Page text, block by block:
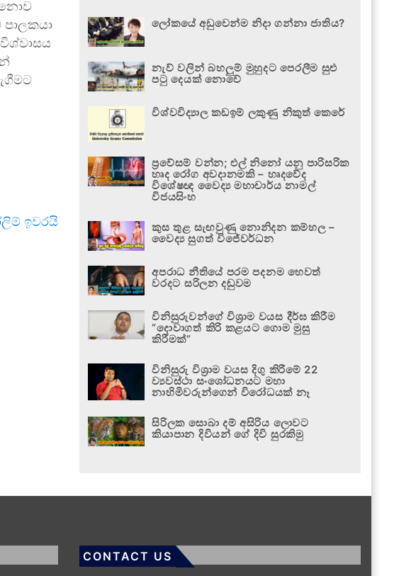
නොව
ඉවරයි
ලෝකයේ අඩුවෙන්ම නිදා ගන්නා ජාතිය?
නැව් වලින් බහලුම් මුහුදට පෙරලීම සුළු
පටු දෙයක් නොවේ
විශ්වවිද්‍යාල කඩඉම් ලකුණු නිකුත් කෙරේ
ප්‍රවේසම් වන්න; එල් නිනෝ යනු පාරිසරික
හෘද රෝග අවදානමකි – හෘදවේද
විශේෂඥ වෛද්‍ය මහාචාර්ය නාමල්
විජයසිංහ
කුස තුළ සැඟවුණු නොනිදන කම්හල –
වෛද්‍ය සුගත් විජේවර්ධන
අපරාධ නීතියේ පරම පදනම හෙවත්
වරදට සරිලන දඬුවම
විනිසුරුවන්ගේ විශ්‍රාම වයස දීර්ඝ කිරීම
“දොවාගත් කිරි කළයට ගොම මුසු
කිරීමක්”
විනිසුරු විශ්‍රාම වයස දිගු කිරීමේ 22
ව්‍යවස්ථා සංශෝධනයට මහා
නාහිමිවරුන්ගෙන් විරෝධයක් නෑ
සිරිලක සොබා දම් අසිරිය ලොවට
කියාපාන දිවියන් ගේ දිවි සුරකිමු
CONTACT US